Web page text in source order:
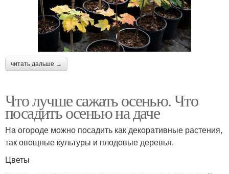
читать дальше →
Что лучше сажать осенью. Что
посадить осенью на даче
На огороде можно посадить как декоративные растения,
так овощные культуры и плодовые деревья.
Цветы